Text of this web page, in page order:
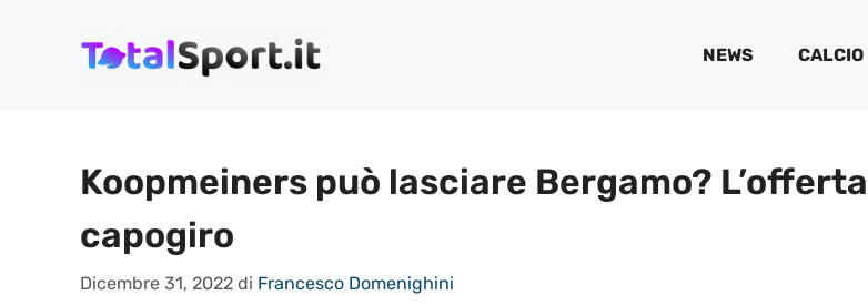
NEWS CALCIO
Koopmeiners può lasciare Bergamo?
capogiro
Dicembre 31, 2022 di Francesco Domenighini